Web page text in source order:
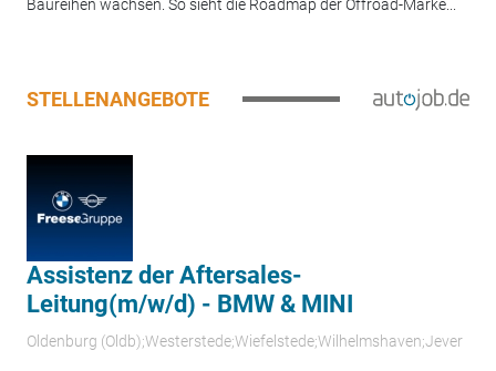
Baureihen wachsen. So sieht die Roadmap der Offroad-Marke...
STELLENANGEBOTE
Assistenz der Aftersales-
Leitung(m/w/d) - BMW & MINI
Oldenburg (Oldb);Westerstede;Wiefelstede;Wilhelmshaven;Jever